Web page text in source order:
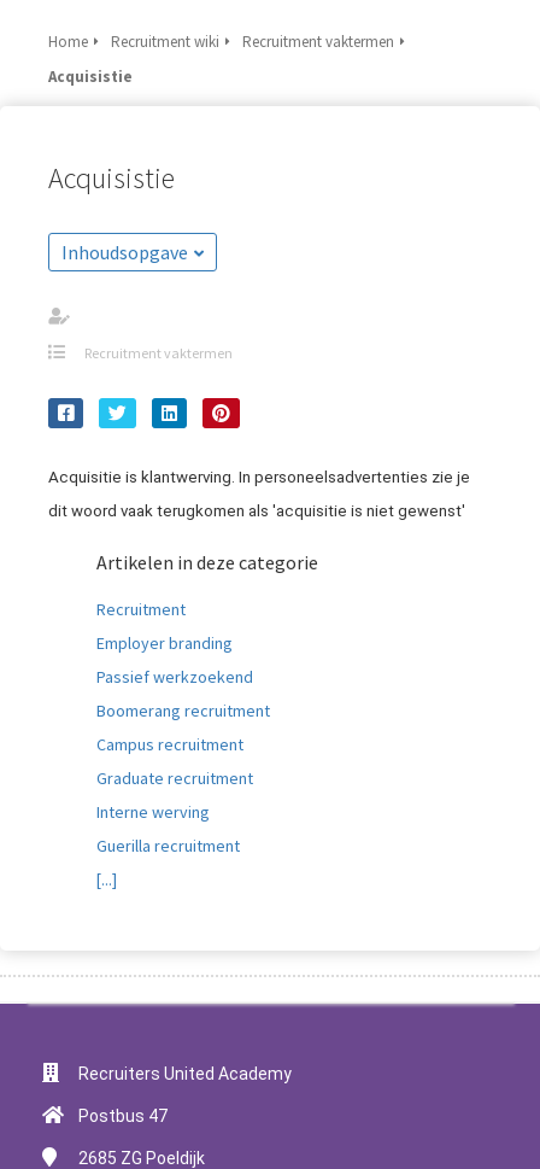
Home Recruitment wiki
Recruitment vaktermen
Acquisistie
Acquisistie
Inhoudsopgave
Recruitment vaktermen
Acquisitie is klantwerving. In personeelsadvertenties zie je
dit woord vaak terugkomen als 'acquisitie is niet gewenst'
Artikelen in deze categorie
Recruitment
Employer branding
Passief werkzoekend
Boomerang recruitment
Campus recruitment
Graduate recruitment
Interne werving
Guerilla recruitment
[...]
Recruiters United Academy
Postbus 47
2685 ZG Poeldijk